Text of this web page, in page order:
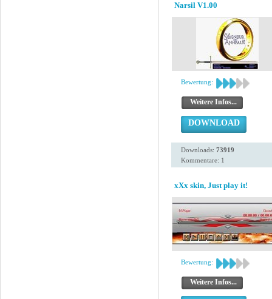
Narsil V1.00
Bewertung:
Weitere Infos...
DOWNLOAD
Downloads: 73919
Kommentare: 1
xXx skin, Just play it!
Bewertung:
Weitere Infos...